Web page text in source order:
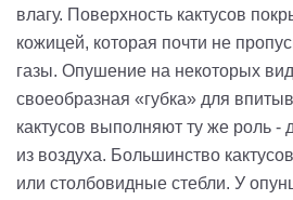
влагу. Поверхность кактусов
кожицей, которая почти не
газы. Опушение на некоторых
своеобразная «губка» для
кактусов выполняют ту же роль -
из воздуха. Большинство
или столбовидные стебли. У